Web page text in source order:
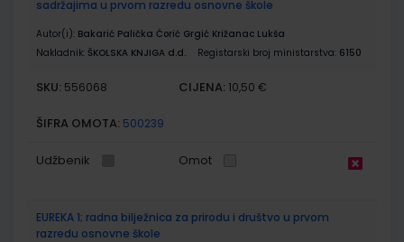
sadržajima u prvom razredu osnovne škole
Autor(i): Bakarić Palička Ćorić Grgić Križanac Lukša
Nakladnik: ŠKOLSKA KNJIGA d.d. Registarski broj ministarstva: 6150
SKU: 556068 CIJENA: 10,50 €
ŠIFRA OMOTA: 500239
Udžbenik Omot
EUREKA 1; radna bilježnica za prirodu i društvo u prvom
razredu osnovne škole